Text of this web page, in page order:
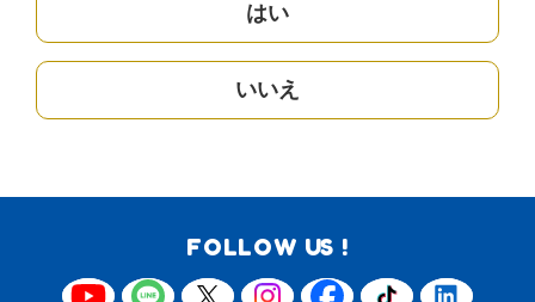
はい
いいえ
FOLLOW US !